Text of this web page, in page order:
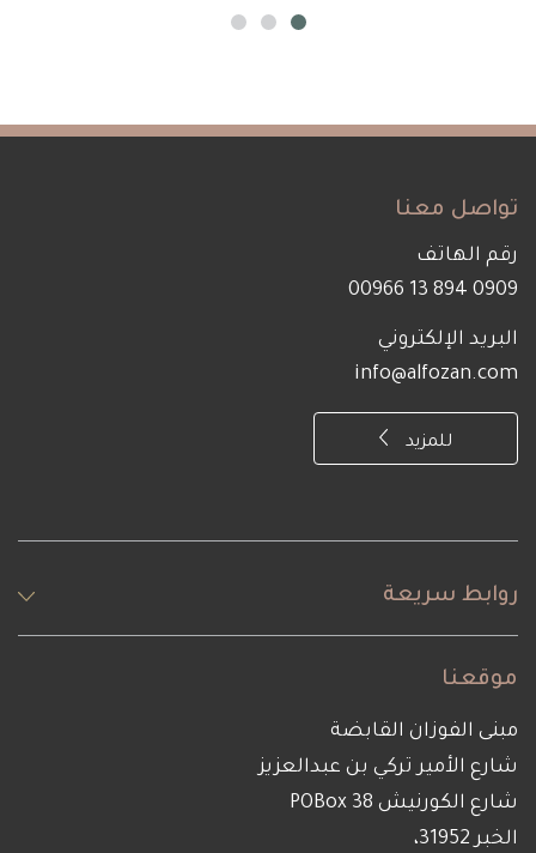
تواصل معنا
رقم الهاتف
0909 894 13 00966
البريد الإلكتروني
info@alfozan.com
للمزيد
روابط سريعة
موقعنا
مبنى الفوزان القابضة
شارع الأمير تركي بن عبدالعزيز
شارع الكورنيش POBox 38
الخبر 31952،